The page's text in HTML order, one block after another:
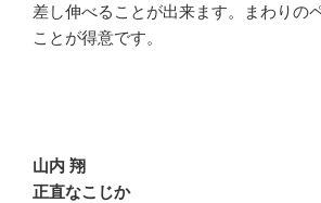
差し伸べることが出来ます。まわりの
ことが得意です。
山内 翔
正直なこじか